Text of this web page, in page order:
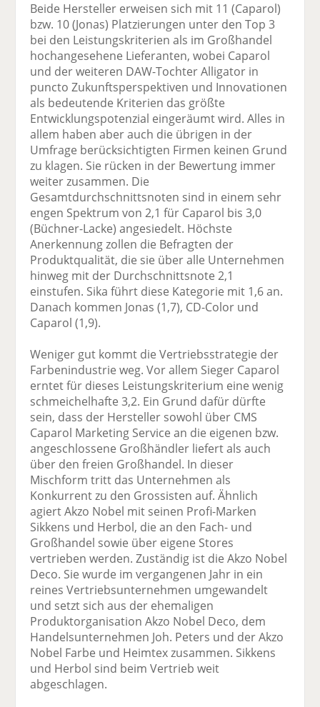
Beide Hersteller erweisen sich mit 11 (Caparol)
bzw. 10 (Jonas) Platzierungen unter den Top 3
bei den Leistungskriterien als im Großhandel
hochangesehene Lieferanten, wobei Caparol
und der weiteren DAW-Tochter Alligator in
puncto Zukunftsperspektiven und Innovationen
als bedeutende Kriterien das größte
Entwicklungspotenzial eingeräumt wird. Alles in
allem haben aber auch die übrigen in der
Umfrage berücksichtigten Firmen keinen Grund
zu klagen. Sie rücken in der Bewertung immer
weiter zusammen. Die
Gesamtdurchschnittsnoten sind in einem sehr
engen Spektrum von 2,1 für Caparol bis 3,0
(Büchner-Lacke) angesiedelt. Höchste
Anerkennung zollen die Befragten der
Produktqualität, die sie über alle Unternehmen
hinweg mit der Durchschnittsnote 2,1
einstufen. Sika führt diese Kategorie mit 1,6 an.
Danach kommen Jonas (1,7), CD-Color und
Caparol (1,9).
Weniger gut kommt die Vertriebsstrategie der
Farbenindustrie weg. Vor allem Sieger Caparol
erntet für dieses Leistungskriterium eine wenig
schmeichelhafte 3,2. Ein Grund dafür dürfte
sein, dass der Hersteller sowohl über CMS
Caparol Marketing Service an die eigenen bzw.
angeschlossene Großhändler liefert als auch
über den freien Großhandel. In dieser
Mischform tritt das Unternehmen als
Konkurrent zu den Grossisten auf. Ähnlich
agiert Akzo Nobel mit seinen Profi-Marken
Sikkens und Herbol, die an den Fach- und
Großhandel sowie über eigene Stores
vertrieben werden. Zuständig ist die Akzo Nobel
Deco. Sie wurde im vergangenen Jahr in ein
reines Vertriebsunternehmen umgewandelt
und setzt sich aus der ehemaligen
Produktorganisation Akzo Nobel Deco, dem
Handelsunternehmen Joh. Peters und der Akzo
Nobel Farbe und Heimtex zusammen. Sikkens
und Herbol sind beim Vertrieb weit
abgeschlagen.